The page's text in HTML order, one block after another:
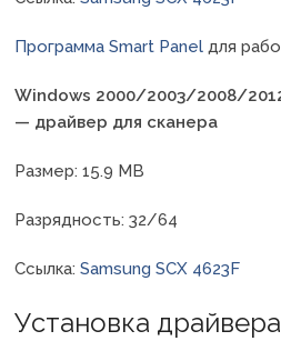
Программа Smart Panel для
Windows 2000/2003/2008/
— драйвер для сканера
Размер: 15.9 MB
Разрядность: 32/64
Ссылка:Samsung SCX 4623F
Установка